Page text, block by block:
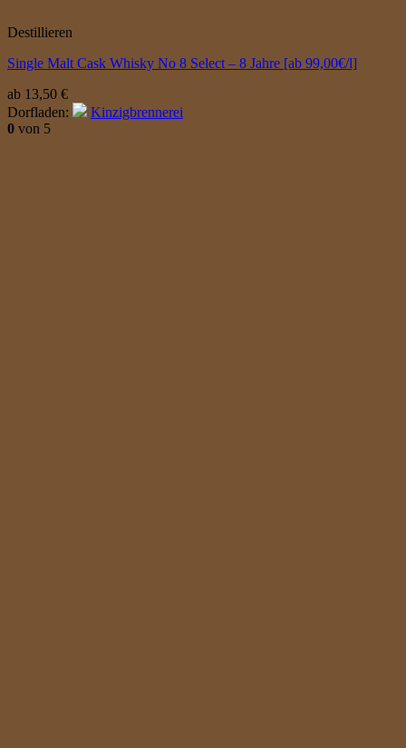
Destillieren
Single Malt Cask Whisky No 8 Select – 8 Jahre [ab 99,00€/l]
ab 13,50 €
Dorfladen:
Kinzigbrennerei
0 von 5